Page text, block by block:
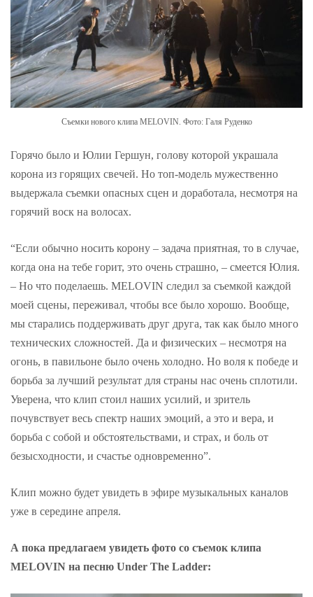
Съемки нового клипа MELOVIN. Фото: Галя Руденко
Горячо было и Юлии Гершун, голову которой украшала
корона из горящих свечей. Но топ-модель мужественно
выдержала съемки опасных сцен и доработала, несмотря на
горячий воск на волосах.
“Если обычно носить корону – задача приятная, то в случае,
когда она на тебе горит, это очень страшно, – смеется Юлия.
– Но что поделаешь. MELOVIN следил за съемкой каждой
моей сцены, переживал, чтобы все было хорошо. Вообще,
мы старались поддерживать друг друга, так как было много
технических сложностей. Да и физических – несмотря на
огонь, в павильоне было очень холодно. Но воля к победе и
борьба за лучший результат для страны нас очень сплотили.
Уверена, что клип стоил наших усилий, и зритель
почувствует весь спектр наших эмоций, а это и вера, и
борьба с собой и обстоятельствами, и страх, и боль от
безысходности, и счастье одновременно”.
Клип можно будет увидеть в эфире музыкальных каналов
уже в середине апреля.
А пока предлагаем увидеть фото со съемок клипа
MELOVIN на песню Under The Ladder: